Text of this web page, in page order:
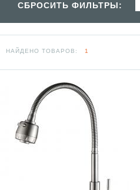
СБРОСИТЬ ФИЛЬТРЫ:
НАЙДЕНО ТОВАРОВ: 1